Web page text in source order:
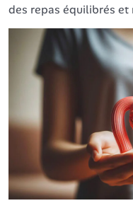
des repas équilibrés et